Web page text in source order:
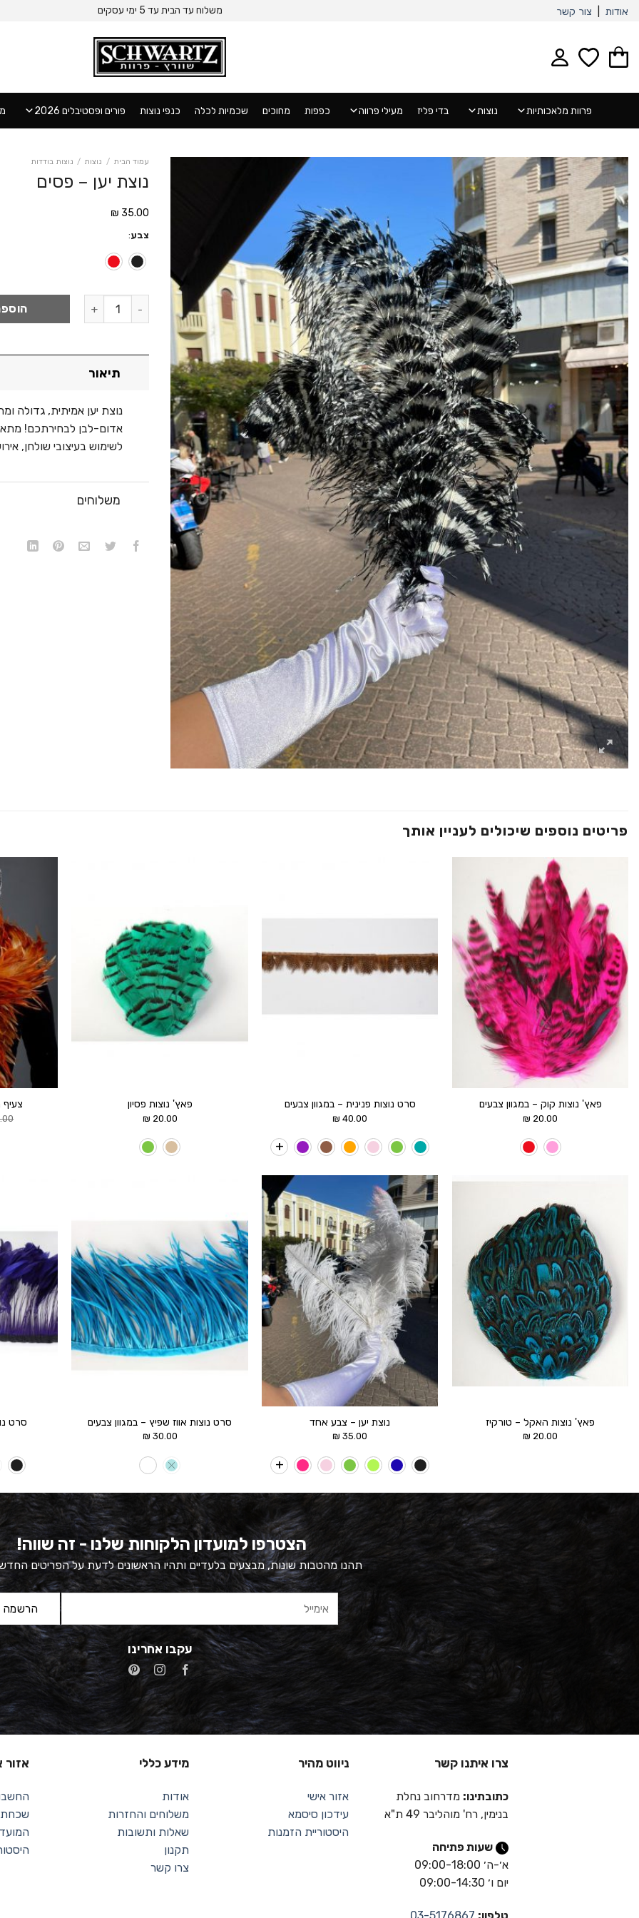
Skip
content
אודות צור קשר משלוח עד הבית עד 5 ימי עסקים
פרוות מלאכותיות נוצות בדי פליז מעילי פרווה כפפות מחוכים שכמיות לכלה כנפי נוצות פורים ופסטיבלים 2026
עמוד הבית / נוצות / נוצות בודדות
נוצת יען – פסים
35.00
₪
צבע:
כמות של נוצת יען - פסים
תיאור
נוצת יען אמיתית, גדולה
אדום-לבן לבחירתכם!
לשימוש בעיצובי שולחן, אירועים
משלוחים
פריטים נוספים שיכולים לעניין אותך
הוסף ל
WISHLIST
פאץ' נוצות קוק – במגוון צבעים
20.00
₪
סרט נוצות פנינית – במגוון צבעים
40.00
₪
פאץ' נוצות פסיון
20.00
₪
WISHLIST
פאץ' נוצות האקל – טורקיז
20.00
₪
WISHLIST
נוצת יען – צבע אחד
35.00
₪
סרט נוצות אווז שפיץ – במגוון צבעים
30.00
₪
סרט
הצטרפו למועדון הלקוחות שלנו - זה שווה!
תהנו מהטבות שונות, מבצעים בלעדיים ותהיו הראשונים לדעת על הפריטים
עקבו אחרינו
צרו איתנו קשר
כתובתינו: מדרחוב נחלת
בנימין, רח' מוהליבר 49 ת"א
שעות פתיחה
א׳-ה׳ 09:00-18:00
יום ו׳ 09:00-14:30
טלפון: 03-5176867
ניווט מהיר
אזור אישי
עידכון סיסמא
היסטוריית הזמנות
מידע כללי
אודות
משלוחים והחזרות
שאלות ותשובות
תקנון
צרו קשר
אזור